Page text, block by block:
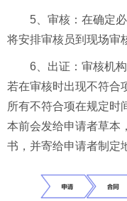
5 、审核：在确定
将安排审核员到现场审
6 、出证：审核机
若在审核时出现不符合
所有不符合项在规定时
本前会发给申请者草本
书，并寄给申请者制定